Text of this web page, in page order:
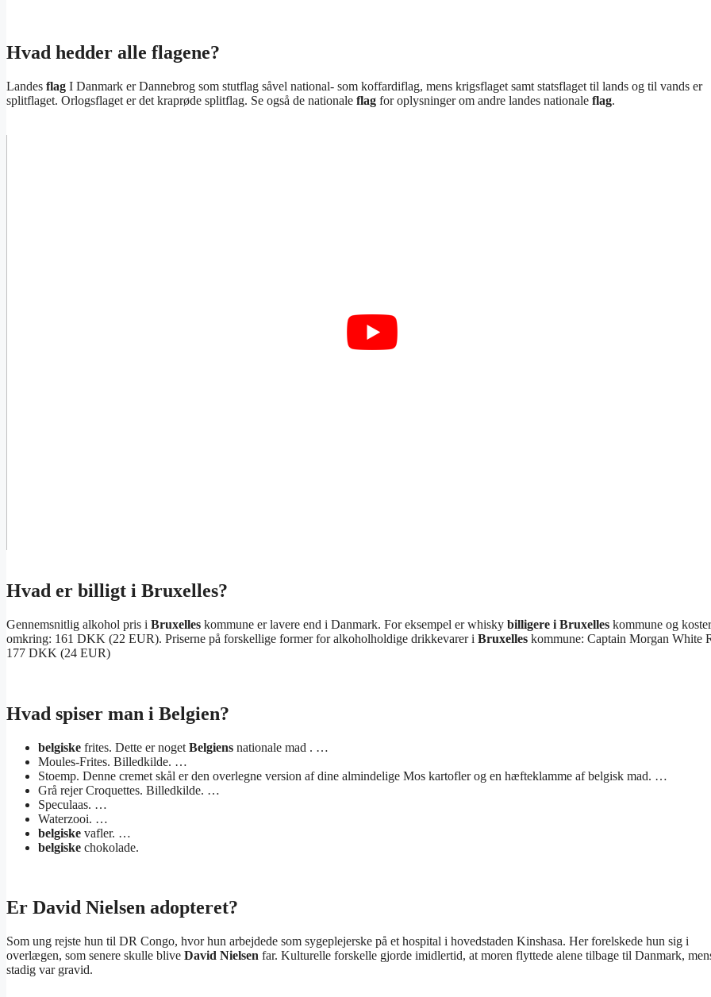
Hvad hedder alle flagene?
Landes flag I Danmark er Dannebrog som stutflag såvel national- som koffardiflag, mens krigsflaget samt statsflaget til lands og til vands er
splitflaget. Orlogsflaget er det kraprøde splitflag. Se også de nationale flag for oplysninger om andre landes nationale flag.
Hvad er billigt i Bruxelles?
Gennemsnitlig alkohol pris i Bruxelles kommune er lavere end i Danmark. For eksempel er whisky billigere i Bruxelles kommune og koster
omkring: 161 DKK (22 EUR). Priserne på forskellige former for alkoholholdige drikkevarer i Bruxelles kommune: Captain Morgan White
177 DKK (24 EUR)
Hvad spiser man i Belgien?
belgiske frites. Dette er noget Belgiens nationale mad . …
Moules-Frites. Billedkilde. …
Stoemp. Denne cremet skål er den overlegne version af dine almindelige Mos kartofler og en hæfteklamme af belgisk mad. …
Grå rejer Croquettes. Billedkilde. …
Speculaas. …
Waterzooi. …
belgiske vafler. …
belgiske chokolade.
Er David Nielsen adopteret?
Som ung rejste hun til DR Congo, hvor hun arbejdede som sygeplejerske på et hospital i hovedstaden Kinshasa. Her forelskede hun sig i
overlægen, som senere skulle blive David Nielsen far. Kulturelle forskelle gjorde imidlertid, at moren flyttede alene tilbage til Danmark,
stadig var gravid.